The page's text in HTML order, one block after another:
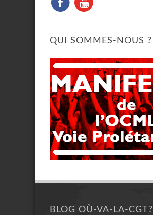
QUI SOMMES-NOUS ?
BLOG OÙ-VA-LA-CGT?